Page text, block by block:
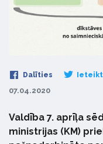
Dalīties Ieteikt
07.04.2020
Valdība 7. aprīļa
ministrijas (KM)